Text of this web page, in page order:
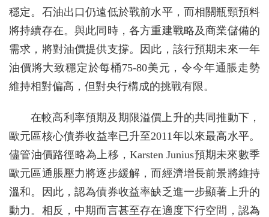
穩定。石油出口仍遠低於戰前水平，而相關瓶頸預料
將持續存在。與此同時，各方重建戰略及商業儲備的
需求，將對油價提供支撐。因此，該行預期未來一年
油價將大致穩定於每桶75-80美元，令今年通脹走勢
維持相對偏高，但對央行構成的挑戰有限。
在較高利率預期及期限溢價上升的共同推動下，
歐元區核心債券收益率已升至2011年以來最高水平。
儘管油價路徑略為上移，Karsten Junius預期未來數季
歐元區通脹壓力將逐步緩解，而經濟增長前景將維持
溫和。因此，認為債券收益率缺乏進一步顯著上升的
動力。相反，中期而言甚至存在適度下行空間，認為